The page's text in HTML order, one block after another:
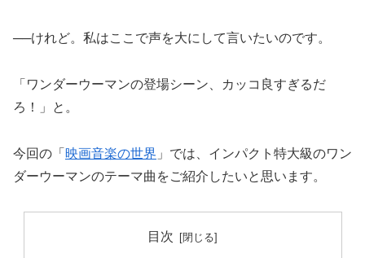
──けれど。私はここで声を大にして言いたいのです。
「ワンダーウーマンの登場シーン、カッコ良すぎるだ
ろ！」と。
今回の「 映画音楽の世界 」では、インパクト特大級のワン
ダーウーマンのテーマ曲をご紹介したいと思います。
目次